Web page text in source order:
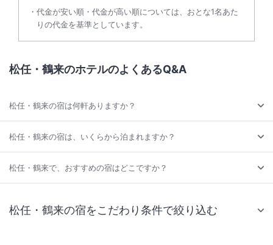
代金が安い順・代金が高い順については、おとな1名あた
りの代金を基準としています。
松任・鶴来のホテルのよくあるQ&A
松任・鶴来の宿は何軒ありますか？
松任・鶴来の宿は、いくらから泊まれますか？
松任・鶴来で、おすすめの宿はどこですか？
松任・鶴来の宿をこだわり条件で絞り込む